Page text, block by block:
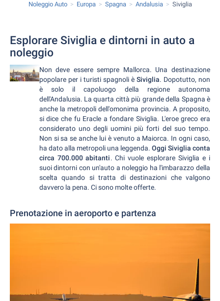
Noleggio Auto Europa Spagna Andalusia Siviglia
Esplorare Siviglia e dintorni in auto a
noleggio
Non deve essere sempre Mallorca. Una destinazione
popolare per i turisti spagnoli è Siviglia. Dopotutto, non
è solo il capoluogo della regione autonoma
dell'Andalusia. La quarta città più grande della Spagna è
anche la metropoli dell'omonima provincia. A proposito,
si dice che fu Eracle a fondare Siviglia. L'eroe greco era
considerato uno degli uomini più forti del suo tempo.
Non si sa se anche lui è venuto a Maiorca. In ogni caso,
ha dato alla metropoli una leggenda. Oggi Siviglia conta
circa 700.000 abitanti. Chi vuole esplorare Siviglia e i
suoi dintorni con un'auto a noleggio ha l'imbarazzo della
scelta quando si tratta di destinazioni che valgono
davvero la pena. Ci sono molte offerte.
Prenotazione in aeroporto e partenza